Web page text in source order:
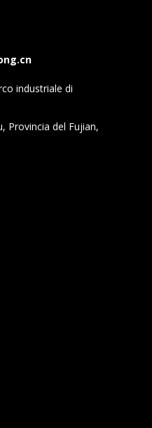
industriale di
Provincia del Fujian,